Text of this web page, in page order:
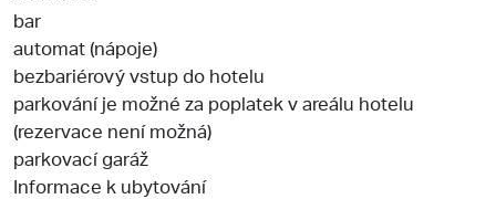
bar
automat (nápoje)
bezbariérový vstup do hotelu
parkování je možné za poplatek v areálu hotelu
(rezervace není možná)
parkovací garáž
Informace k ubytování